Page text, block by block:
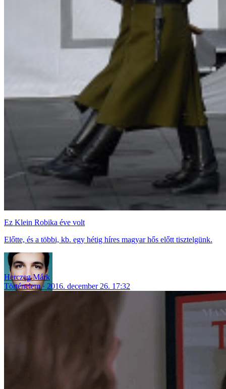
Ez Klein Robika éve volt
Előtte, és a többi, kb. egy hétig híres magyar hős előtt tisztelgünk.
Herczeg Márk
Történelem
2016. december 26. 17:32